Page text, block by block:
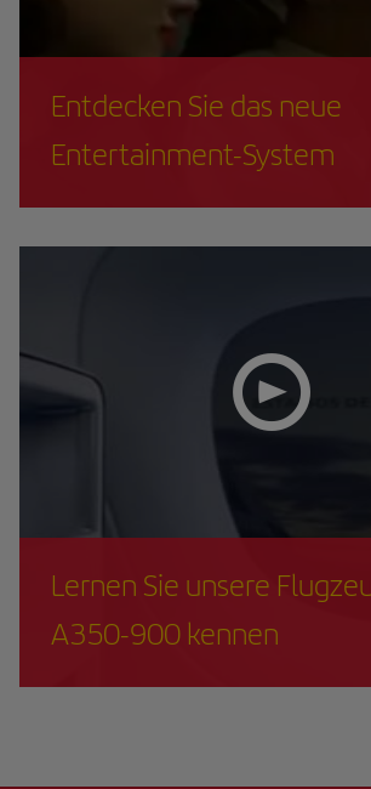
Entdecken Sie das neue
Entertainment-System
Lernen Sie unsere
A350-900 kennen